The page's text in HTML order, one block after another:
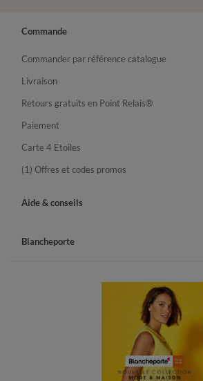
Commande
Commander par référence catalogue
Livraison
Retours gratuits en Point Relais®
Paiement
Carte 4 Etoiles
(1) Offres et codes promos
Aide & conseils
Blancheporte